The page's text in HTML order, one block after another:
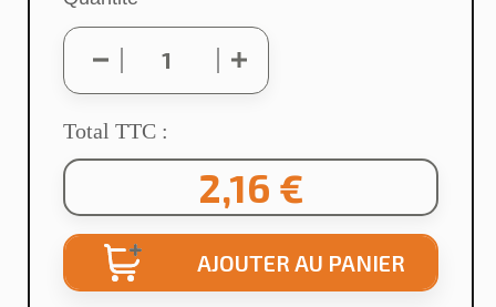
Total TTC :
2,16 €
AJOUTER AU PANIER